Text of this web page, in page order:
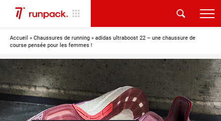
Accueil » Chaussures de running » adidas ultraboost 22 – une chaussure de
course pensée pour les femmes !